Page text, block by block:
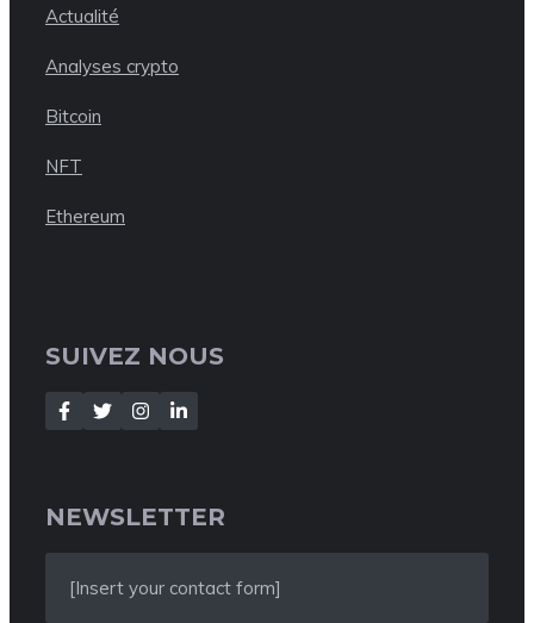
Actualité
Analyses crypto
Bitcoin
NFT
Ethereum
SUIVEZ NOUS
NEWSLETTER
[Insert your contact form]